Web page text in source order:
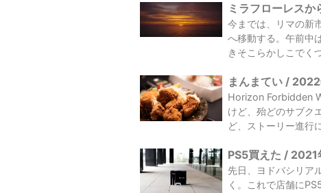
ミラフローレス
今までは、リマの新
へ移動する。午前中
きそこらかしこでく
まんまてい /
Horizon Forbidden
けど、殆どのサブク
ど、ストーリー進行
PS5買えた / 2021
先日、ヨドバシリア
く。これで店舗に